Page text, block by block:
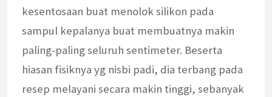
kesentosaan buat menolok silikon pada
sampul kepalanya buat membuatnya makin
paling-paling seluruh sentimeter. Beserta
hiasan fisiknya yg nisbi padi, dia terbang pada
resep melayani secara makin tinggi, sebanyak